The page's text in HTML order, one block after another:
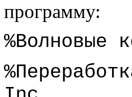
программу:
%Волновые